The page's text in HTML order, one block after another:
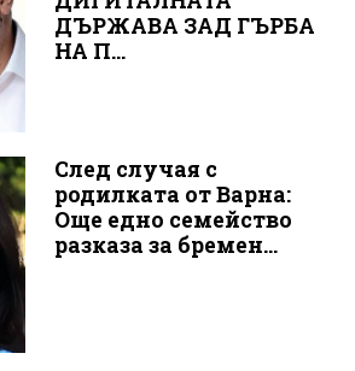
ДЪРЖАВА ЗАД ГЪРБА
НА П...
След случая с
родилката от Варна:
Още едно семейство
разказа за бремен...